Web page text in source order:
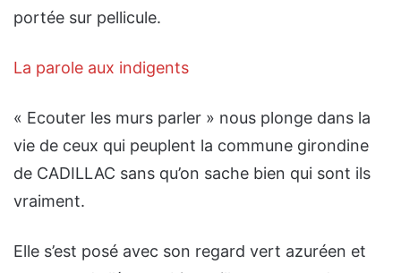
portée sur pellicule.
La parole aux indigents
« Ecouter les murs parler » nous plonge dans la
vie de ceux qui peuplent la commune girondine
de CADILLAC sans qu’on sache bien qui sont ils
vraiment.
Elle s’est posé avec son regard vert azuréen et